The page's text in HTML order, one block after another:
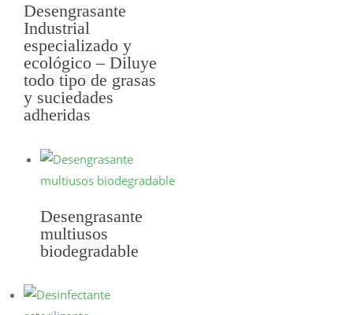
SELECCIONAR
OPCIONES
Desengrasante
Industrial
especializado y
ecológico – Diluye
todo tipo de grasas
y suciedades
adheridas
SELECCIONAR
Desengrasante
multiusos
biodegradable